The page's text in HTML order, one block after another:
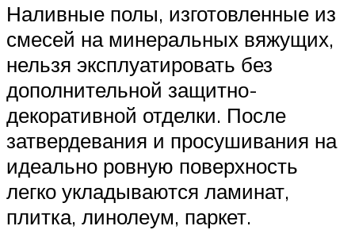
Наливные полы, изготовленные из
смесей на минеральных вяжущих,
нельзя эксплуатировать без
дополнительной защитно-
декоративной отделки. После
затвердевания и просушивания на
идеально ровную поверхность
легко укладываются ламинат,
плитка, линолеум, паркет.